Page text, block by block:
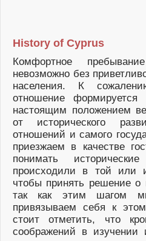
History of Cyprus
Комфортное
невозможно без
населения. К
отношение
настоящим положением
от исторического
отношений и самого
приезжаем в качестве
понимать
происходили в той или
чтобы принять решение о
так как этим шагом
привязываем себя к
стоит отметить, что
соображений в